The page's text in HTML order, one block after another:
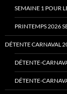
SEMAINE 1 POUR
PRINTEMPS 2026
DÉTENTE CARNAVAL
DÉTENTE-
DÉTENTE-